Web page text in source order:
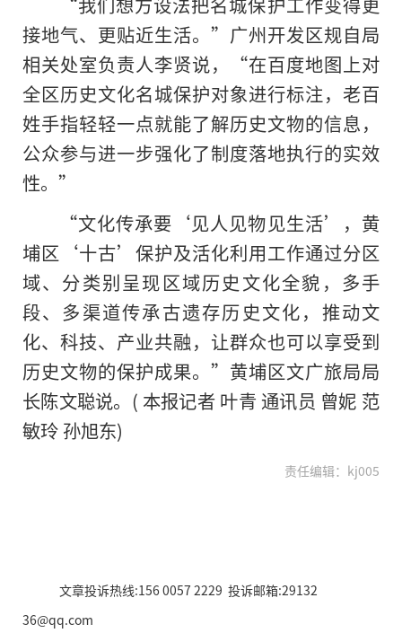
接地气、更贴近生活。”广州开发区规自局
相关处室负责人李贤说，“在百度地图上对
全区历史文化名城保护对象进行标注，老百
姓手指轻轻一点就能了解历史文物的信息，
公众参与进一步强化了制度落地执行的实效
性。”
“文化传承要‘见人见物见生活’，黄
埔区‘十古’保护及活化利用工作通过分区
域、分类别呈现区域历史文化全貌，多手
段、多渠道传承古遗存历史文化，推动文
化、科技、产业共融，让群众也可以享受到
历史文物的保护成果。”黄埔区文广旅局局
长陈文聪说。( 本报记者 叶青 通讯员 曾妮 范
敏玲 孙旭东)
责任编辑：kj005
文章投诉热线:156 0057 2229 投诉邮箱:29132
36@qq.com